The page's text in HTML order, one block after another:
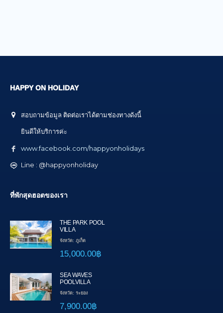
HAPPY ON HOLIDAY
สอบถามข้อมูล ติดต่อเราได้ตามช่องทางดังนี้
ยินดีให้บริการค่ะ
www.facebook.com/happyonholidays
Line : @happyonholiday
ที่พักสุดฮอตของเรา
THE PARK POOL
VILLA
จังหวัด: ภูเก็ต
15,000.00฿
SEA WAVES
POOLVILLA
จังหวัด: ระยอง
7,900.00฿